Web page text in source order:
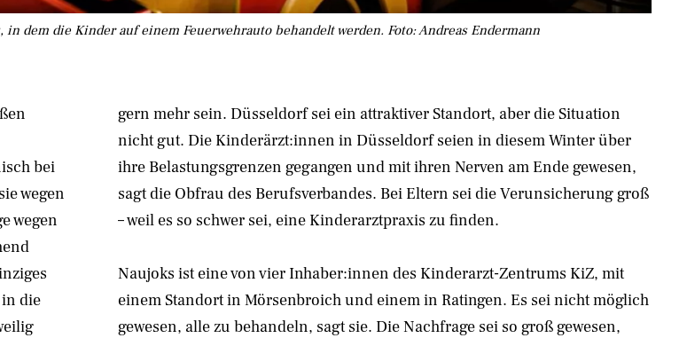
dem die Kinder auf einem Feuerwehrauto behandelt werden. Foto: Andreas Endermann
bei
wegen
wegen
die
gern mehr sein. Düsseldorf sei ein attraktiver Standort, aber die Situation
nicht gut. Die Kinderärzt:innen in Düsseldorf seien in diesem Winter über
ihre Belastungsgrenzen gegangen und mit ihren Nerven am Ende gewesen,
sagt die Obfrau des Berufsverbandes. Bei Eltern sei die Verunsicherung groß
– weil es so schwer sei, eine Kinderarztpraxis zu finden.
Naujoks ist eine von vier Inhaber:innen des Kinderarzt-Zentrums KiZ, mit
einem Standort in Mörsenbroich und einem in Ratingen. Es sei nicht möglich
gewesen, alle zu behandeln, sagt sie. Die Nachfrage sei so groß gewesen,